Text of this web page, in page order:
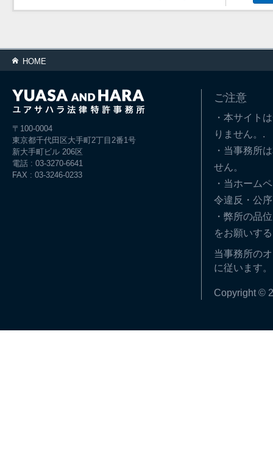
HOME
〒100-0004
東京都千代田区大手町2丁目2番1号
新大手町ビル 206区
電話 : 03-3270-6641
FAX : 03-3246-0233
ご注意
・本サイト
りません。.
・当事務所
せん。
・当ホーム
令違反・公
・弊所の品
をお願いす
当事務所の
に従います。
Copyright ©